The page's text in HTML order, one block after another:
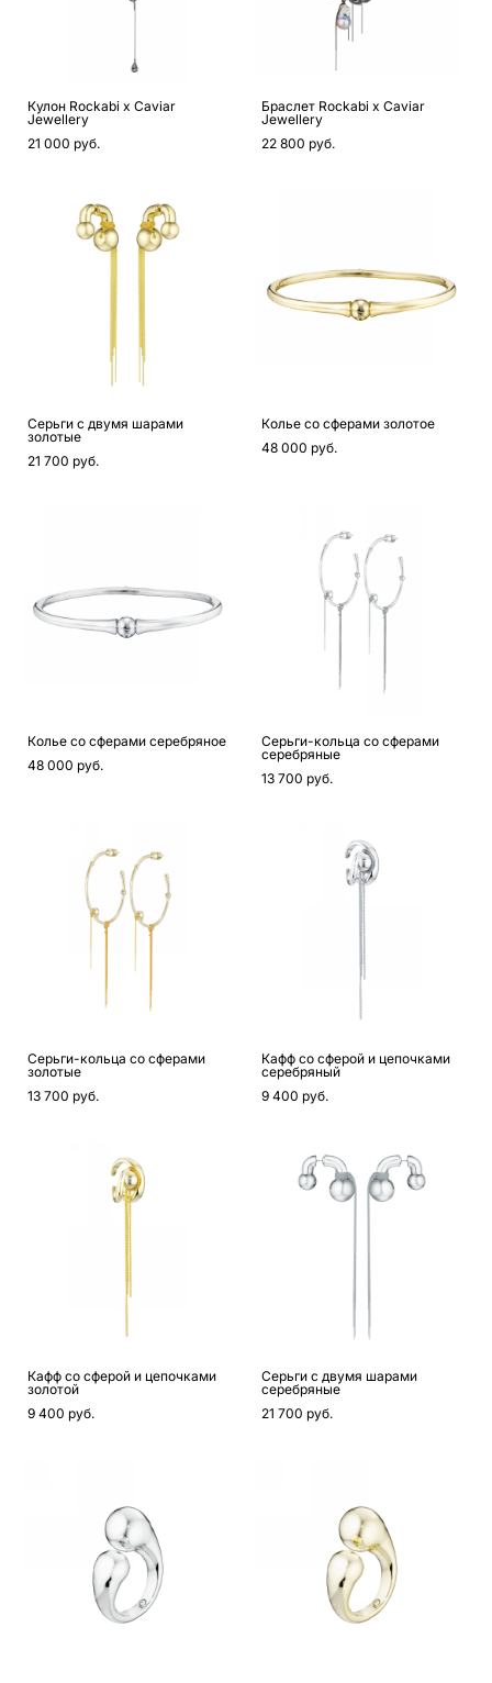
Кулон Rockabi x Caviar
Jewellery
21 000 pуб.
Браслет Rockabi x Caviar
Jewellery
22 800 pуб.
Серьги с двумя шарами
золотые
21 700 pуб.
Колье со сферами золотое
48 000 pуб.
Колье со сферами серебряное
48 000 pуб.
Серьги-кольца со сферами
серебряные
13 700 pуб.
Серьги-кольца со сферами
золотые
13 700 pуб.
Кафф со сферой и цепочками
серебряный
9 400 pуб.
Кафф со сферой и цепочками
золотой
9 400 pуб.
Серьги с двумя шарами
серебряные
21 700 pуб.